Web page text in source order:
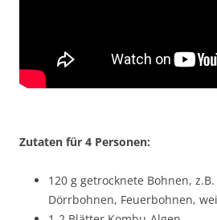
Zutaten für 4 Personen:
120 g getrocknete Bohnen,
Dörrbohnen, Feuerbohnen,